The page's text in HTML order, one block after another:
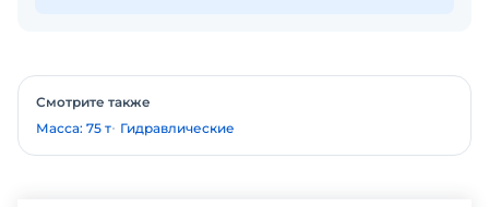
Смотрите также
Масса: 75 т Гидравлические